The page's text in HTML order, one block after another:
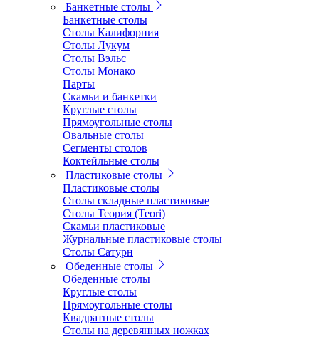
Банкетные столы
Банкетные столы
Столы Калифорния
Столы Лукум
Столы Вэльс
Столы Монако
Парты
Скамьи и банкетки
Круглые столы
Прямоугольные столы
Овальные столы
Сегменты столов
Коктейльные столы
Пластиковые столы
Пластиковые столы
Столы складные пластиковые
Столы Теория (Teori)
Скамьи пластиковые
Журнальные пластиковые столы
Столы Сатурн
Обеденные столы
Обеденные столы
Круглые столы
Прямоугольные столы
Квадратные столы
Столы на деревянных ножках